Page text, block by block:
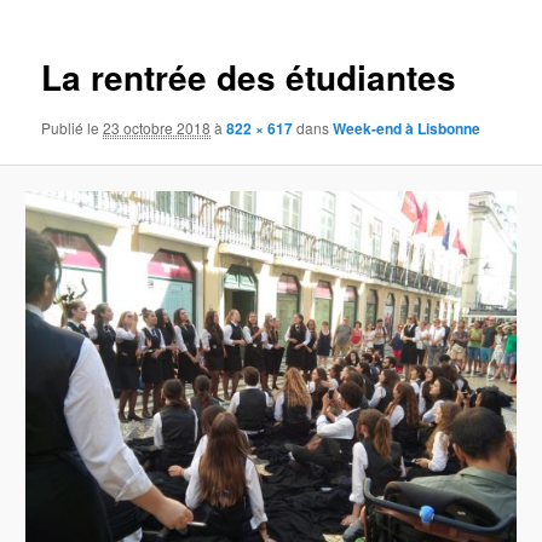
La rentrée des étudiantes
Publié le23 octobre 2018 à822 × 617dansWeek-end à Lisbonne